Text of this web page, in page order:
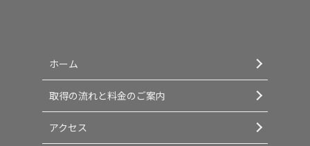
ホーム
取得の流れと料金のご案内
アクセス